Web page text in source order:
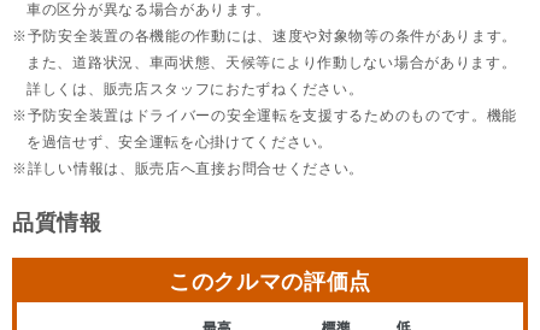
車の区分が異なる場合があります。
予防安全装置の各機能の作動には、速度や対象物等の条件があります。
また、道路状況、車両状態、天候等により作動しない場合があります。
詳しくは、販売店スタッフにおたずねください。
予防安全装置はドライバーの安全運転を支援するためのものです。機能
を過信せず、安全運転を心掛けてください。
詳しい情報は、販売店へ直接お問合せください。
品質情報
このクルマの評価点